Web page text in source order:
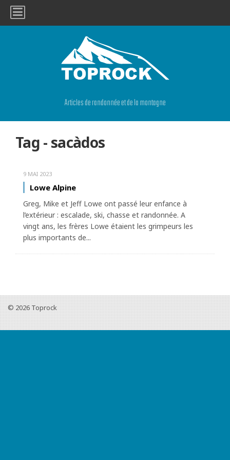
Articles de randonnée et de la montagne
Tag - sacàdos
9 MAI 2023
Lowe Alpine
Greg, Mike et Jeff Lowe ont passé leur enfance à
l’extérieur : escalade, ski, chasse et randonnée. A
vingt ans, les frères Lowe étaient les grimpeurs les
plus importants de...
© 2026 Toprock